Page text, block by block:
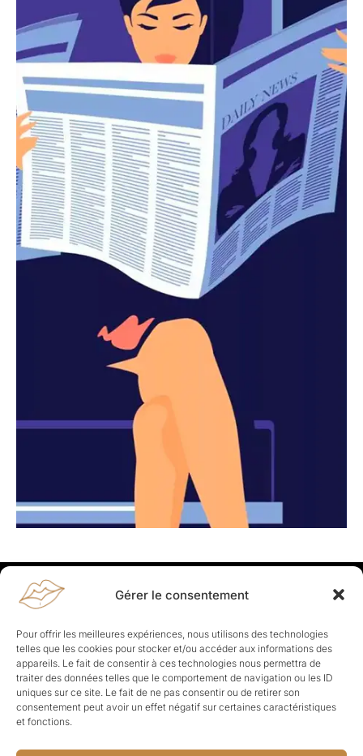
Gérer le consentement
Pour offrir les meilleures expériences, nous utilisons des technologies
telles que les cookies pour stocker et/ou accéder aux informations des
appareils. Le fait de consentir à ces technologies nous permettra de
traiter des données telles que le comportement de navigation ou les ID
uniques sur ce site. Le fait de ne pas consentir ou de retirer son
consentement peut avoir un effet négatif sur certaines caractéristiques
et fonctions.
Rapporteuses
À propos de Rapporteuses :Rapporteuses, c’est l’histoire de
Parisiennes, bien dans leurs baskets qui aiment rapporter ce qui leur
cause, leur apporte et leur rapporte !
Les Topics
Société Politique Business Culture
Sport
Lifestyle